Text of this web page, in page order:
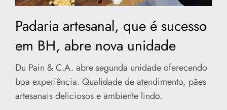
Padaria artesanal, que é sucesso
em BH, abre nova unidade
Du Pain & C.A. abre segunda unidade oferecendo
boa experiência. Qualidade de atendimento, pães
artesanais deliciosos e ambiente lindo.